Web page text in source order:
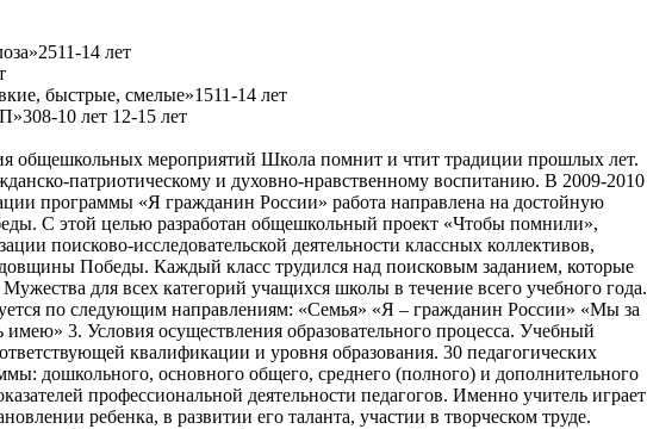
14 лет
быстрые, смелые»1511-14 лет
10 лет 12-15 лет
общешкольных мероприятий Школа помнит и чтит традиции прошлых лет.
патриотическому и духовно-нравственному воспитанию. В 2009-2010
программы «Я гражданин России» работа направлена на достойную
С этой целью разработан общешкольный проект «Чтобы помнили»,
поисково-исследовательской деятельности классных коллективов,
Победы. Каждый класс трудился над поисковым заданием, которые
для всех категорий учащихся школы в течение всего учебного года.
по следующим направлениям: «Семья» «Я – гражданин России» «Мы за
3. Условия осуществления образовательного процесса. Учебный
квалификации и уровня образования. 30 педагогических
дошкольного, основного общего, среднего (полного) и дополнительного
профессиональной деятельности педагогов. Именно учитель играет
ребенка, в развитии его таланта, участии в творческом труде.